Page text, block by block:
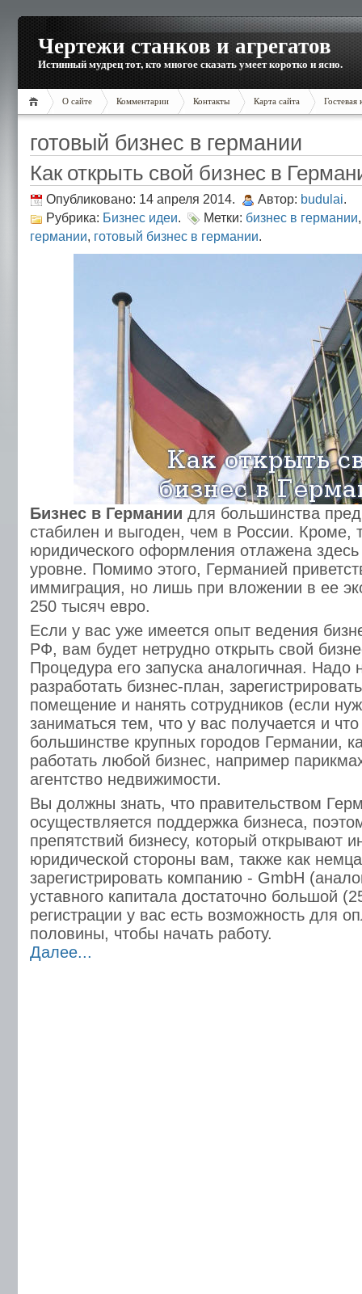
Чертежи станков и агрегатов
Истинный мудрец тот, кто многое сказать умеет коротко и ясно.
О сайте Комментарии Контакты Карта сайта Гостевая
готовый бизнес в германии
Как открыть свой бизнес в
Опубликовано: 14 апреля 2014. Автор: budulai.
Рубрика: Бизнес идеи. Метки: бизнес в германии
германии, готовый бизнес в германии.
Бизнес в Германии для большинства
стабилен и выгоден, чем в России. Кроме,
юридического оформления отлажена
уровне. Помимо этого, Германией
иммиграция, но лишь при вложении в ее
250 тысяч евро.
Если у вас уже имеется опыт ведения
РФ, вам будет нетрудно открыть свой
Процедура его запуска аналогичная. Надо
разработать бизнес-план,
помещение и нанять сотрудников (если
заниматься тем, что у вас получается и
большинстве крупных городов Германии,
работать любой бизнес, например
агентство недвижимости.
Вы должны знать, что правительством
осуществляется поддержка бизнеса,
препятствий бизнесу, который открывают
юридической стороны вам, также как
зарегистрировать компанию - GmbH
уставного капитала достаточно большой
регистрации у вас есть возможность для
половины, чтобы начать работу.
Далее...